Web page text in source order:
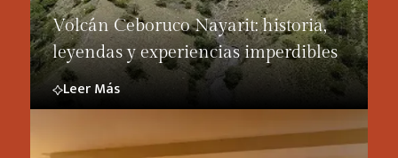
Volcán Ceboruco Nayarit: historia,
leyendas y experiencias imperdibles
Leer Más